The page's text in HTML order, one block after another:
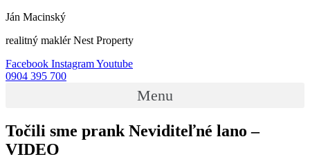
Ján Macinský
realitný maklér Nest Property
Facebook InstagramYoutube
0904 395 700
Menu
Točili sme prank Neviditeľné lano –
VIDEO